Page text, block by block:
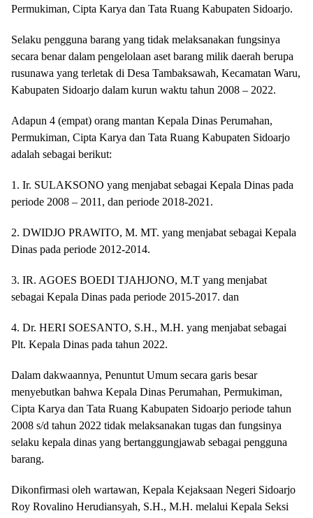
Permukiman, Cipta Karya dan Tata Ruang Kabupaten Sidoarjo.
Selaku pengguna barang yang tidak melaksanakan fungsinya
secara benar dalam pengelolaan aset barang milik daerah berupa
rusunawa yang terletak di Desa Tambaksawah, Kecamatan Waru,
Kabupaten Sidoarjo dalam kurun waktu tahun 2008 – 2022.
Adapun 4 (empat) orang mantan Kepala Dinas Perumahan,
Permukiman, Cipta Karya dan Tata Ruang Kabupaten Sidoarjo
adalah sebagai berikut:
1. Ir. SULAKSONO yang menjabat sebagai Kepala Dinas pada
periode 2008 – 2011, dan periode 2018-2021.
2. DWIDJO PRAWITO, M. MT. yang menjabat sebagai Kepala
Dinas pada periode 2012-2014.
3. IR. AGOES BOEDI TJAHJONO, M.T yang menjabat
sebagai Kepala Dinas pada periode 2015-2017. dan
4. Dr. HERI SOESANTO, S.H., M.H. yang menjabat sebagai
Plt. Kepala Dinas pada tahun 2022.
Dalam dakwaannya, Penuntut Umum secara garis besar
menyebutkan bahwa Kepala Dinas Perumahan, Permukiman,
Cipta Karya dan Tata Ruang Kabupaten Sidoarjo periode tahun
2008 s/d tahun 2022 tidak melaksanakan tugas dan fungsinya
selaku kepala dinas yang bertanggungjawab sebagai pengguna
barang.
Dikonfirmasi oleh wartawan, Kepala Kejaksaan Negeri Sidoarjo
Roy Rovalino Herudiansyah, S.H., M.H. melalui Kepala Seksi